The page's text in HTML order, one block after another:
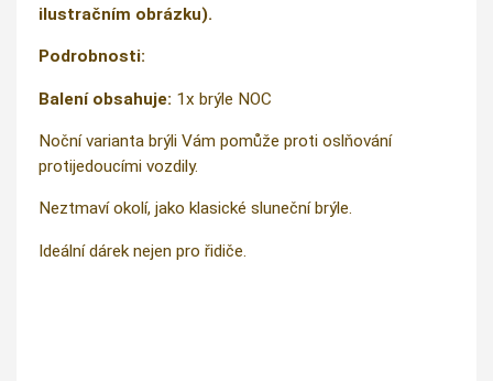
ilustračním obrázku).
Podrobnosti:
Balení obsahuje: 1x brýle NOC
Noční varianta brýli Vám pomůže proti oslňování
protijedoucími vozdily.
Neztmaví okolí, jako klasické sluneční brýle.
Ideální dárek nejen pro řidiče.